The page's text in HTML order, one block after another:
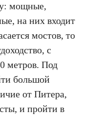
мощные,
на них входит
мостов, то
с
метров. Под
большой
от Питера,
и пройти в